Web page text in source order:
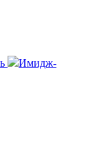
Имидж-